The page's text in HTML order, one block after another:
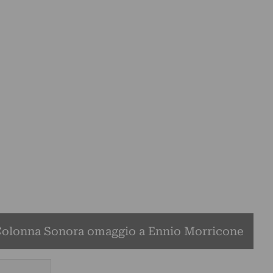
Sonora omaggio a Ennio Morricone